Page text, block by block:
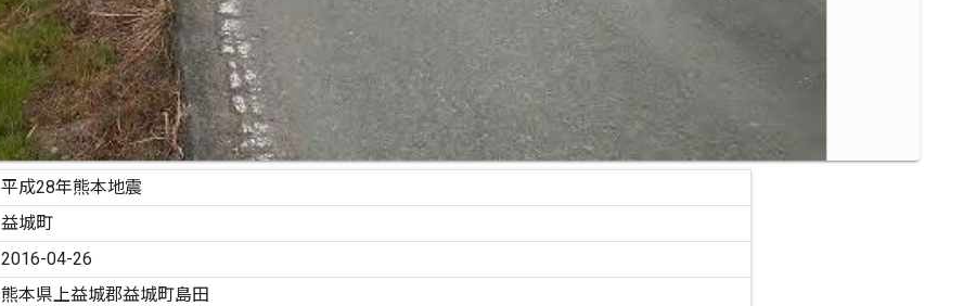
平成28年熊本地震
益城町
2016-04-26
熊本県上益城郡益城町島田